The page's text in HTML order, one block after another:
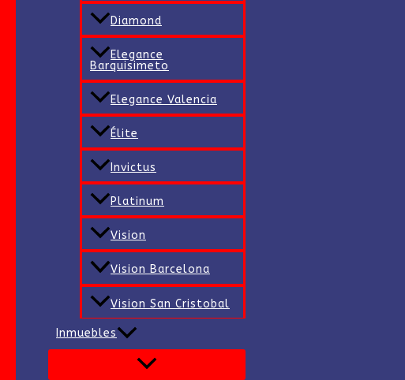
Diamond
Elegance
Barquisimeto
Elegance Valencia
Élite
Invictus
Platinum
Vision
Vision Barcelona
Vision San Cristobal
Inmuebles